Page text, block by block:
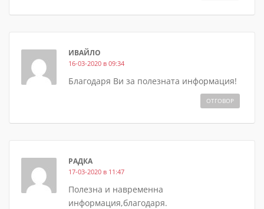
ИВАЙЛО
16-03-2020 в 09:34
Благодаря Ви за полезната информация!
ОТГОВОР
РАДКА
17-03-2020 в 11:47
Полезна и навременна
информация,благодаря.